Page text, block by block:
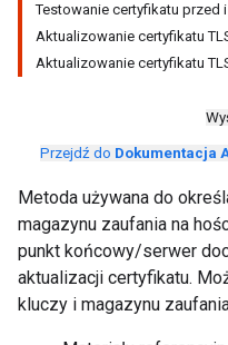
Testowanie certyfikatu przed
Aktualizowanie certyfikatu
Aktualizowanie certyfikatu
Przejdź do Dokumentacja
Metoda używana do
magazynu zaufania na
punkt końcowy/serwer
aktualizacji certyfikatu.
kluczy i magazynu